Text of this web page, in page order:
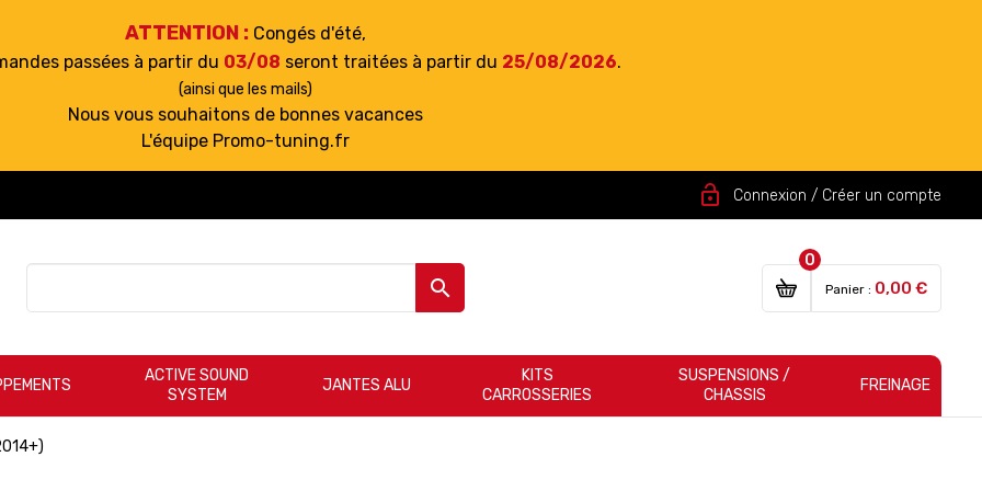
ATTENTION : Congés d'été,
passées à partir du 03/08 seront traitées à partir du 25/08/2026.
(ainsi que les mails)
Nous vous souhaitons de bonnes vacances
L'équipe Promo-tuning.fr
lock_open Connexion / Créer un compte

0
Panier : 0,00 €
ACTIVE SOUND
SYSTEM
JANTES ALU
KITS
CARROSSERIES
SUSPENSIONS /
CHASSIS
FREINAGE